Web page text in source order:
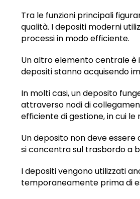
Tra le funzioni principali
qualità. I depositi moderni
processi in modo efficiente.
Un altro elemento centrale è
depositi stanno acquisendo
In molti casi, un deposito
attraverso nodi di
efficiente di gestione, in cui
Un deposito non deve
si concentra sul trasbordo a
I depositi vengono utilizzati
temporaneamente prima di